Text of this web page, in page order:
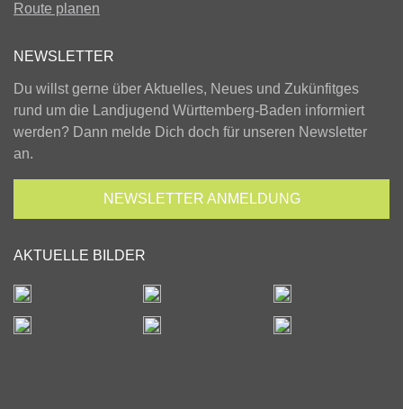
Route planen
NEWSLETTER
Du willst gerne über Aktuelles, Neues und Zukünfitges
rund um die Landjugend Württemberg-Baden informiert
werden? Dann melde Dich doch für unseren Newsletter
an.
NEWSLETTER ANMELDUNG
AKTUELLE BILDER